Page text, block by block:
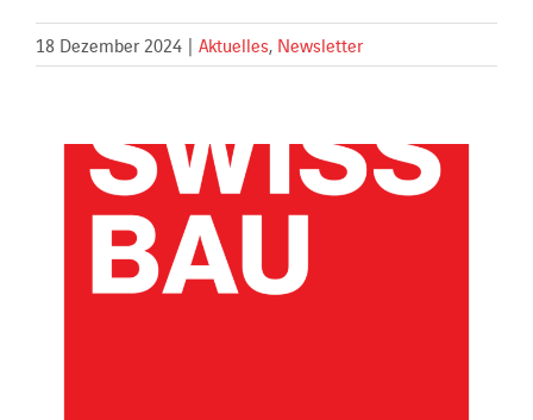
18 Dezember 2024 | Aktuelles, Newsletter